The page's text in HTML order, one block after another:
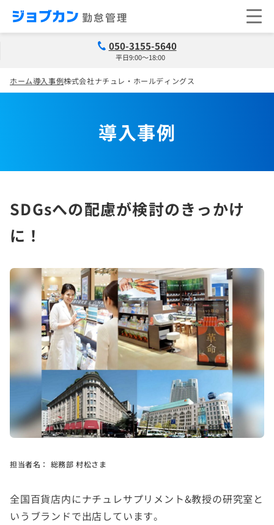
050-3155-5640
平日9:00～18:00
ホーム導入事例株式会社ナチュレ・ホールディングス
導入事例
SDGsへの配慮が検討のきっかけ
に！
担当者名： 総務部 村松さま
全国百貨店内にナチュレサプリメント&教授の研究室と
いうブランドで出店しています。